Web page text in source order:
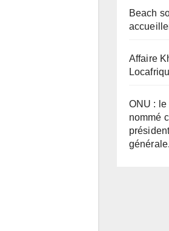
Beach
Affaire
ONU :
nommé
générale.